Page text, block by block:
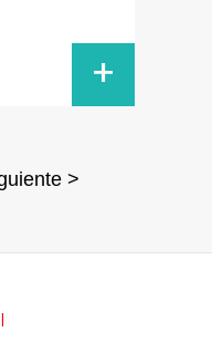
+
>